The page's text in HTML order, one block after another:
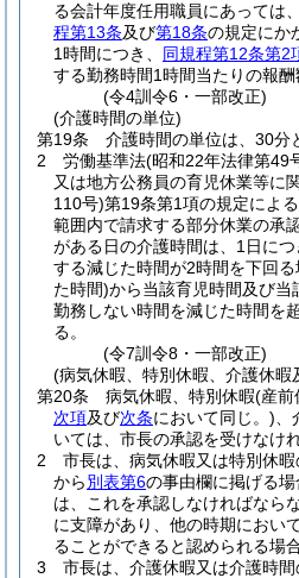
る会計年度任用職員にあっては、
程第13条及び第18条の規定にか
1時間につき、 同規程第12条第2
する勤務時間1時間当たりの報酬
(令4訓令6・一部改正)
(介護時間の単位)
第19条
介護時間の単位は、30分
2
労働基準法(昭和22年法律第49
又は地方公務員の育児休業等に
110号)第19条第1項の規定によ
範囲内で請求する部分休業の承
がある日の介護時間は、1日につ
する減じた時間が2時間を下回
た時間)から当該育児時間及び当
勤務しない時間を減じた時間を
る。
(令7訓令8・一部改正)
(病気休暇、特別休暇、介護休暇
第20条
病気休暇、特別休暇(産前
次項及び次条において同じ。)
いては、市長の承認を受けなけ
2
市長は、病気休暇又は特別休暇
から別表第6の事由欄に掲げる
は、これを承認しなければならな
に支障があり、他の時期におい
ることができると認められる場
3
市長は、介護休暇又は介護時間